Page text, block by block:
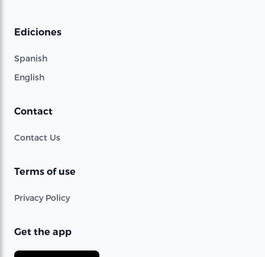
Ediciones
Spanish
English
Contact
Contact Us
Terms of use
Privacy Policy
Get the app